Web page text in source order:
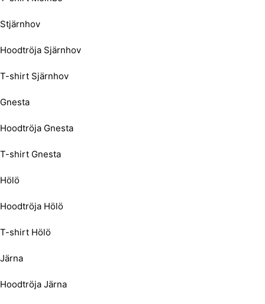
Stjärnhov
Hoodtröja Sjärnhov
T-shirt Sjärnhov
Gnesta
Hoodtröja Gnesta
T-shirt Gnesta
Hölö
Hoodtröja Hölö
T-shirt Hölö
Järna
Hoodtröja Järna